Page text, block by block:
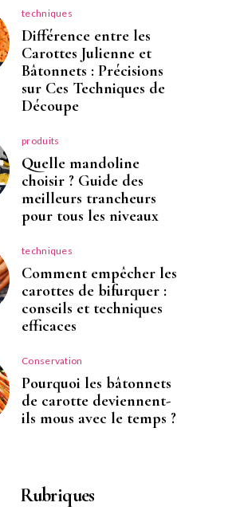
techniques
Différence entre les
Carottes Julienne et
Bâtonnets : Précisions
sur Ces Techniques de
Découpe
produits
Quelle mandoline
choisir ? Guide des
meilleurs trancheurs
pour tous les niveaux
techniques
Comment empêcher les
carottes de bifurquer :
conseils et techniques
efficaces
Conservation
Pourquoi les bâtonnets
de carotte deviennent-
ils mous avec le temps ?
Rubriques